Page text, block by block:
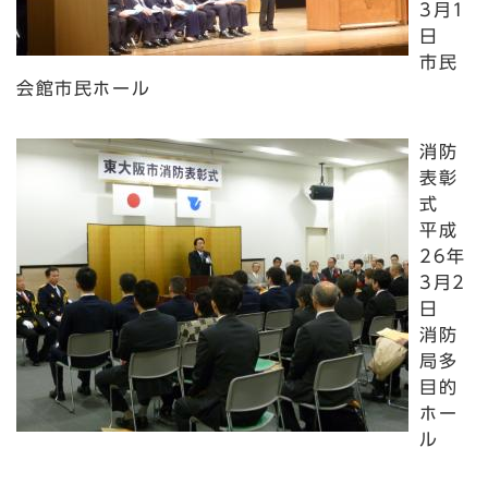
3月1
日
市民
会館市民ホール
消防
表彰
式
平成
26年
3月2
日
消防
局多
目的
ホー
ル